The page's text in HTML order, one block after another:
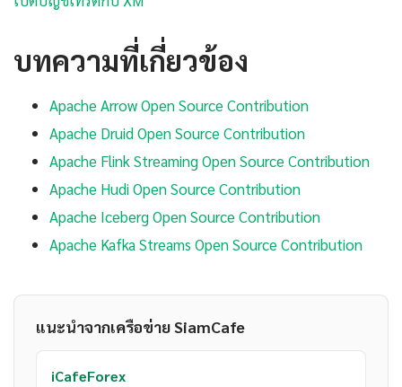
บทความที่เกี่ยวข้อง
Apache Arrow Open Source Contribution
Apache Druid Open Source Contribution
Apache Flink Streaming Open Source Contribution
Apache Hudi Open Source Contribution
Apache Iceberg Open Source Contribution
Apache Kafka Streams Open Source Contribution
แนะนำจากเครือข่าย SiamCafe
iCafeForex